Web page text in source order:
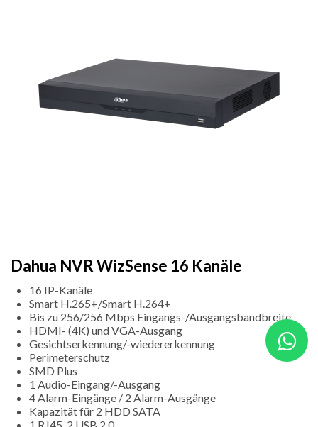
Dahua NVR WizSense 16 Kanäle
16 IP-Kanäle
Smart H.265+/Smart H.264+
Bis zu 256/256 Mbps Eingangs-/Ausgangsbandbreite
HDMI- (4K) und VGA-Ausgang
Gesichtserkennung/-wiedererkennung
Perimeterschutz
SMD Plus
1 Audio-Eingang/-Ausgang
4 Alarm-Eingänge / 2 Alarm-Ausgänge
Kapazität für 2 HDD SATA